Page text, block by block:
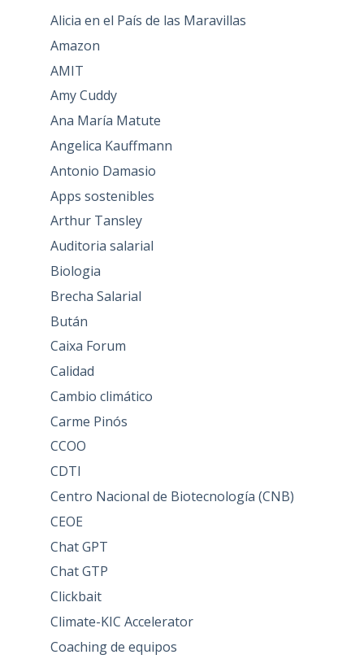
Alicia en el País de las Maravillas
Amazon
AMIT
Amy Cuddy
Ana María Matute
Angelica Kauffmann
Antonio Damasio
Apps sostenibles
Arthur Tansley
Auditoria salarial
Biologia
Brecha Salarial
Bután
Caixa Forum
Calidad
Cambio climático
Carme Pinós
CCOO
CDTI
Centro Nacional de Biotecnología (CNB)
CEOE
Chat GPT
Chat GTP
Clickbait
Climate-KIC Accelerator
Coaching de equipos